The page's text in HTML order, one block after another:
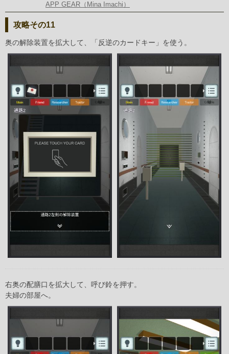
APP GEAR（Mina Imachi）
攻略その11
奥の解除装置を拡大して、「反逆のカードキー」を使う。
右奥の配膳口を拡大して、呼び鈴を押す。
夫婦の部屋へ。